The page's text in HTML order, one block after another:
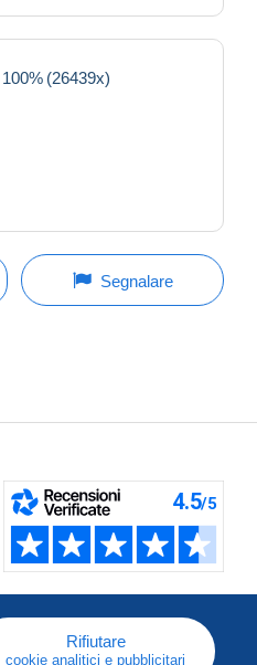
100% (26439x)
Segnalare
Rifiutare
cookie analitici e pubblicitari